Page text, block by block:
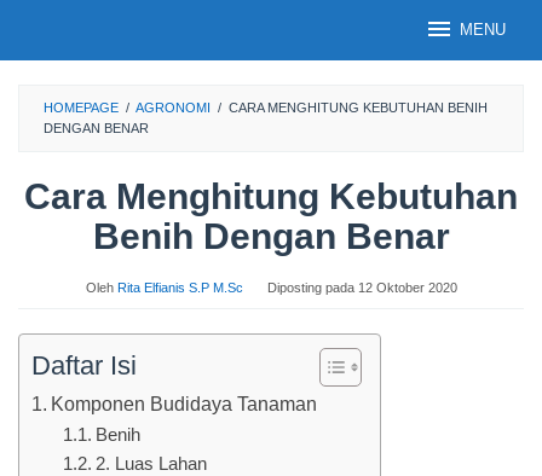
MENU
HOMEPAGE / AGRONOMI / CARA MENGHITUNG KEBUTUHAN BENIH
DENGAN BENAR
Cara Menghitung Kebutuhan
Benih Dengan Benar
Oleh Rita Elfianis S.P M.Sc Diposting pada 12 Oktober 2020
Daftar Isi
Komponen Budidaya Tanaman
Benih
2. Luas Lahan